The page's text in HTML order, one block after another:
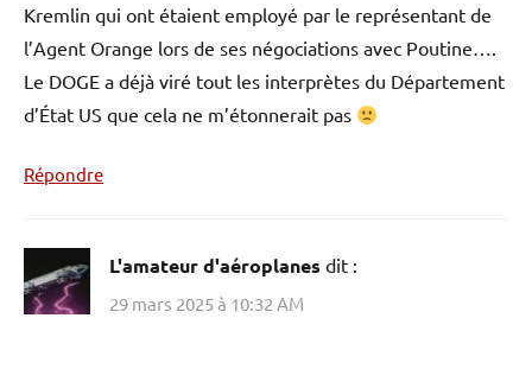
Kremlin qui ont étaient employé par le représentant de
l’Agent Orange lors de ses négociations avec Poutine….
Le DOGE a déjà viré tout les interprètes du Département
d’État US que cela ne m’étonnerait pas
Répondre
L'amateur d'aéroplanes dit :
29 mars 2025 à 10:32 AM